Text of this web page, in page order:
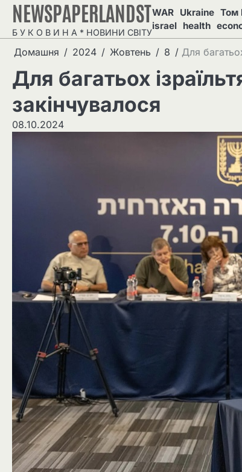
Перейти
вмісту
NEWSPAPERLANDST
Б У К О В И Н А * НОВИНИ СВІТУ
WAR Ukraine Том
israel health
Домашня 2024 Жовтень 8 Для
Для багатьох
закінчувалося
08.10.2024